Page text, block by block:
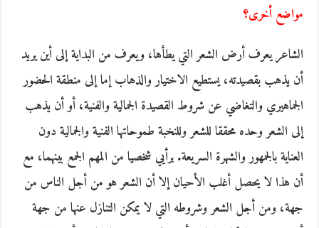
مواضع أخرى؟
الشاعر يعرف أرض الشعر التي يطأها، ويعرف من البداية إلى أين يريد
أن يذهب بقصيدته، يستطيع الاختيار والذهاب إما إلى منطقة الحضور
الجماهيري والتغاضي عن شروط القصيدة الجمالية والفنية، أو أن يذهب
إلى الشعر وحده محققا للشعر وللنخبة طموحاتها الفنية والجمالية دون
العناية بالجمهور والشهرة السريعة. برأيي شخصيا من المهم الجمع بينهما، مع
أن هذا لا يحصل أغلب الأحيان إلا أن الشعر هو من أجل الناس من
جهة، ومن أجل الشعر وشروطه التي لا يمكن التنازل عنها من جهة